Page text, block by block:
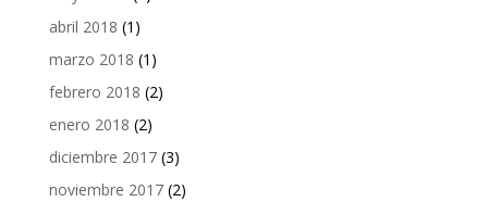
abril 2018 (1)
marzo 2018 (1)
febrero 2018 (2)
enero 2018 (2)
diciembre 2017(3)
noviembre 2017(2)